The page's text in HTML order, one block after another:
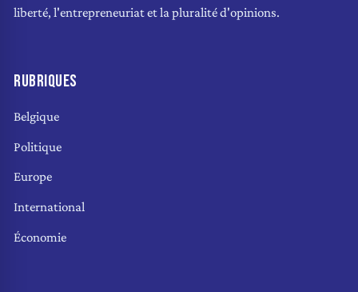
liberté, l'entrepreneuriat et la pluralité d'opinions.
RUBRIQUES
Belgique
Politique
Europe
International
Économie